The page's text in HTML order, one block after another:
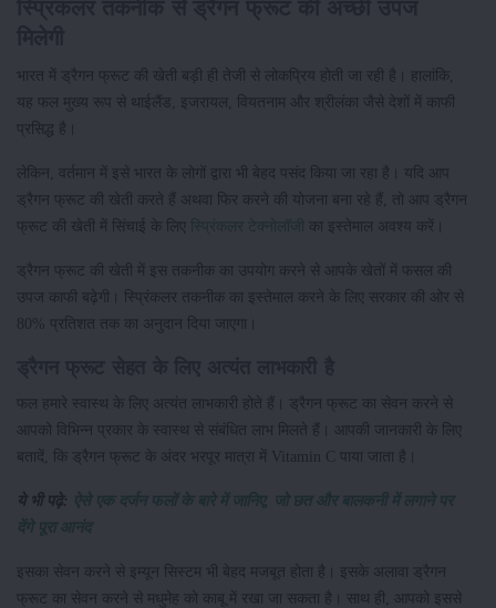
भारत में ड्रैगन फ्रूट की खेती बड़ी ही तेजी से लोकप्रिय होती जा रही है। हालांकि,
यह फल मुख्य रूप से थाईलैंड, इजरायल, वियतनाम और श्रीलंका जैसे देशों में काफी
प्रसिद्ध है।
लेकिन, वर्तमान में इसे भारत के लोगों द्वारा भी बेहद पसंद किया जा रहा है। यदि आप
ड्रैगन फ्रूट की खेती करते हैं अथवा फिर करने की योजना बना रहे हैं, तो आप ड्रैगन
फ्रूट की खेती में सिंचाई के लिए
स्प्रिंकलर टेक्नोलॉजी का इस्तेमाल अवश्य करें।
ड्रैगन फ्रूट की खेती में इस तकनीक का उपयोग करने से आपके खेतों में फसल की
उपज काफी बढ़ेगी। स्प्रिंकलर तकनीक का इस्तेमाल करने के लिए सरकार की ओर से
80% प्रतिशत तक का अनुदान दिया जाएगा।
फल हमारे स्वास्थ के लिए अत्यंत लाभकारी होते हैं। ड्रैगन फ्रूट का सेवन करने से
आपको विभिन्न प्रकार के स्वास्थ से संबंधित लाभ मिलते हैं। आपकी जानकारी के लिए
बतादें, कि ड्रैगन फ्रूट के अंदर भरपूर मात्रा में Vitamin C पाया जाता है।
ये भी पढ़े: ऐसे एक दर्जन फलों के बारे में जानिए, जो छत और बालकनी में लगाने पर
देंगे पूरा आनंद
इसका सेवन करने से इम्यून सिस्टम भी बेहद मजबूत होता है। इसके अलावा ड्रैगन
फ्रूट का सेवन करने से मधुमेह को काबू में रखा जा सकता है। साथ ही, आपको इससे